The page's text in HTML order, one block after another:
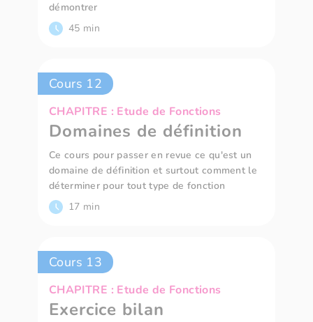
démontrer
45 min
Cours 12
CHAPITRE : Etude de Fonctions
Domaines de définition
Ce cours pour passer en revue ce qu'est un
domaine de définition et surtout comment le
déterminer pour tout type de fonction
17 min
Cours 13
CHAPITRE : Etude de Fonctions
Exercice bilan